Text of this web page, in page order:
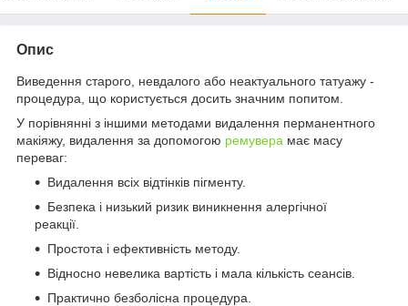
Опис
Виведення старого, невдалого або неактуального татуажу -
процедура, що користується досить значним попитом.
У порівнянні з іншими методами видалення перманентного
макіяжу, видалення за допомогою ремувера має масу
переваг:
Видалення всіх відтінків пігменту.
Безпека і низький ризик виникнення алергічної
реакції.
Простота і ефективність методу.
Відносно невелика вартість і мала кількість сеансів.
Практично безболісна процедура.